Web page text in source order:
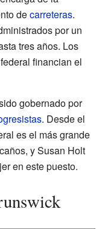
decarreteras.
por un
tres años. Los
financian el
gobernado por
. Desde el
es el más grande
y Susan Holt
en este puesto.